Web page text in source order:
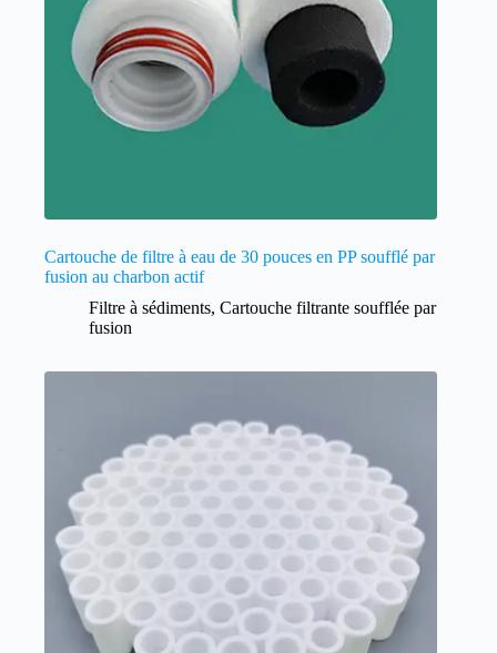
Cartouche de filtre à eau de 30 pouces en PP soufflé par
fusion au charbon actif
Filtre à sédiments, Cartouche filtrante soufflée par
fusion